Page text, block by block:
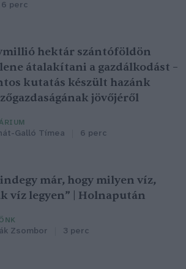
6 perc
hektár szántóföldön
átalakítani a gazdálkodást –
kutatás készült hazánk
jövőjéről
Galló Tímea 6 perc
már, hogy milyen víz,
víz legyen” | Holnapután
Zsombor 3 perc